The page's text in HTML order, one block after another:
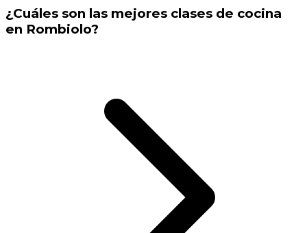
¿Cuáles son las mejores clases de cocina
en Rombiolo?